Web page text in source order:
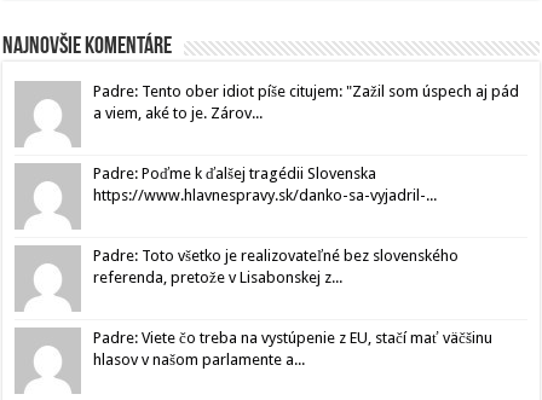
Najnovšie komentáre
Padre: Tento ober idiot píše citujem: "Zažil som úspech aj pád
a viem, aké to je. Zárov...
Padre: Poďme k ďalšej tragédii Slovenska
https://www.hlavnespravy.sk/danko-sa-vyjadril-...
Padre: Toto všetko je realizovateľné bez slovenského
referenda, pretože v Lisabonskej z...
Padre: Viete čo treba na vystúpenie z EU, stačí mať väčšinu
hlasov v našom parlamente a...